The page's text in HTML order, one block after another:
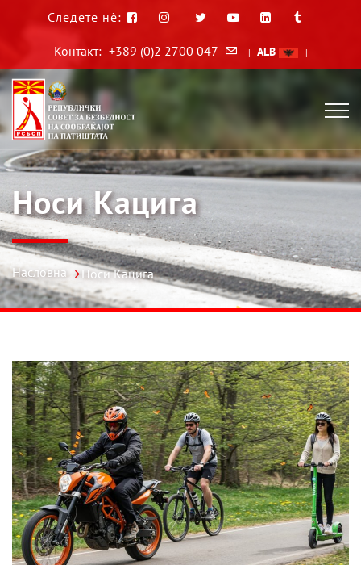
Следете нè:
Контакт: +389 (0)2 2700 047 | ALB |
Носи Кацига
Насловна Носи Кацига